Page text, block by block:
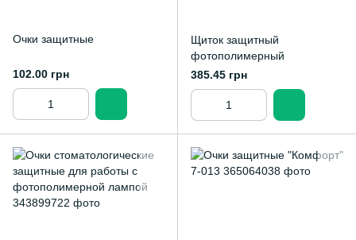
Очки защитные
102.00 грн
Щиток защитный
фотополимерный
385.45 грн